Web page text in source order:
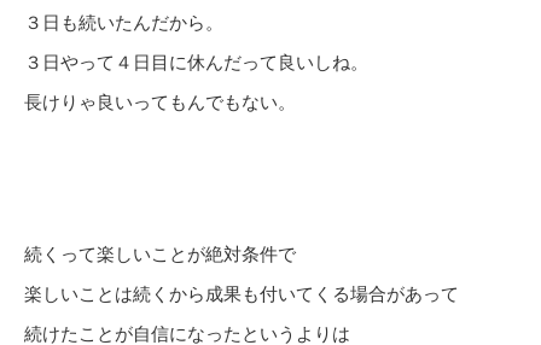
３日も続いたんだから。
３日やって４日目に休んだって良いしね。
長けりゃ良いってもんでもない。
続くって楽しいことが絶対条件で
楽しいことは続くから成果も付いてくる場合があって
続けたことが自信になったというよりは